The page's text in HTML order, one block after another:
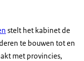
stelt het kabinet de
te bouwen tot en
met provincies,